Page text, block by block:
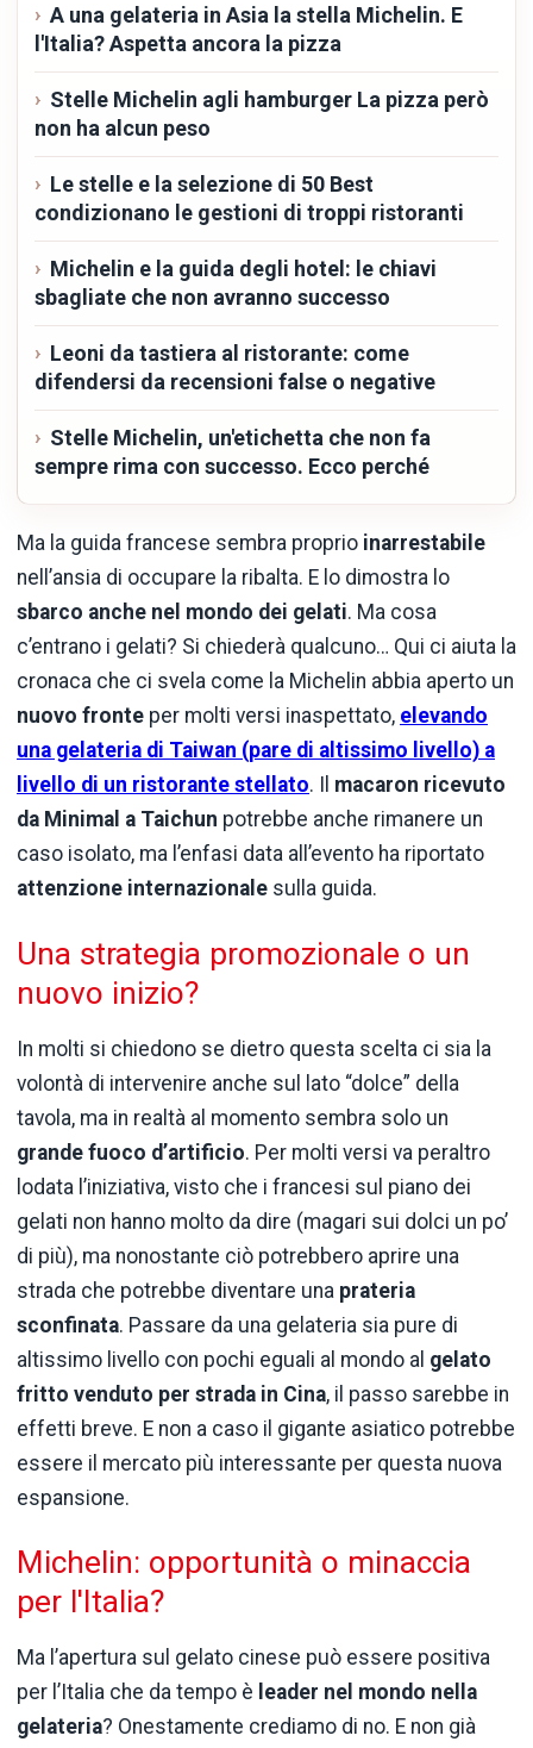
A una gelateria in Asia la stella Michelin. E
l'Italia? Aspetta ancora la pizza
Stelle Michelin agli hamburger La pizza però
non ha alcun peso
Le stelle e la selezione di 50 Best
condizionano le gestioni di troppi ristoranti
Michelin e la guida degli hotel: le chiavi
sbagliate che non avranno successo
Leoni da tastiera al ristorante: come
difendersi da recensioni false o negative
Stelle Michelin, un'etichetta che non fa
sempre rima con successo. Ecco perché
Ma la guida francese sembra proprio inarrestabile
nell’ansia di occupare la ribalta. E lo dimostra lo
sbarco anche nel mondo dei gelati. Ma cosa
c’entrano i gelati? Si chiederà qualcuno… Qui ci aiuta la
cronaca che ci svela come la Michelin abbia aperto un
nuovo fronte per molti versi inaspettato, elevando
una gelateria di Taiwan (pare di altissimo livello) a
livello di un ristorante stellato. Il macaron ricevuto
da Minimal a Taichun potrebbe anche rimanere un
caso isolato, ma l’enfasi data all’evento ha riportato
attenzione internazionale sulla guida.
Una strategia promozionale o un
nuovo inizio?
In molti si chiedono se dietro questa scelta ci sia la
volontà di intervenire anche sul lato “dolce” della
tavola, ma in realtà al momento sembra solo un
grande fuoco d’artificio. Per molti versi va peraltro
lodata l’iniziativa, visto che i francesi sul piano dei
gelati non hanno molto da dire (magari sui dolci un po’
di più), ma nonostante ciò potrebbero aprire una
strada che potrebbe diventare una prateria
sconfinata. Passare da una gelateria sia pure di
altissimo livello con pochi eguali al mondo al gelato
fritto venduto per strada in Cina, il passo sarebbe in
effetti breve. E non a caso il gigante asiatico potrebbe
essere il mercato più interessante per questa nuova
espansione.
Michelin: opportunità o minaccia
per l'Italia?
Ma l’apertura sul gelato cinese può essere positiva
per l’Italia che da tempo è leader nel mondo nella
gelateria? Onestamente crediamo di no. E non già